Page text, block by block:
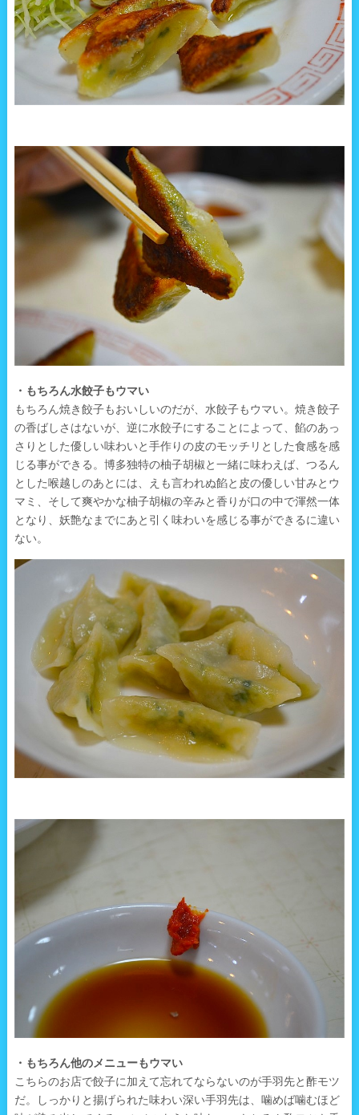
・もちろん水餃子もウマい
もちろん焼き餃子もおいしいのだが、水餃子もウマい。焼き餃子
の香ばしさはないが、逆に水餃子にすることによって、餡のあっ
さりとした優しい味わいと手作りの皮のモッチリとした食感を感
じる事ができる。博多独特の柚子胡椒と一緒に味わえば、つるん
とした喉越しのあとには、えも言われぬ餡と皮の優しい甘みとウ
マミ、そして爽やかな柚子胡椒の辛みと香りが口の中で渾然一体
となり、妖艶なまでにあと引く味わいを感じる事ができるに違い
ない。
・もちろん他のメニューもウマい
こちらのお店で餃子に加えて忘れてならないのが手羽先と酢モツ
だ。しっかりと揚げられた味わい深い手羽先は、噛めば噛むほど